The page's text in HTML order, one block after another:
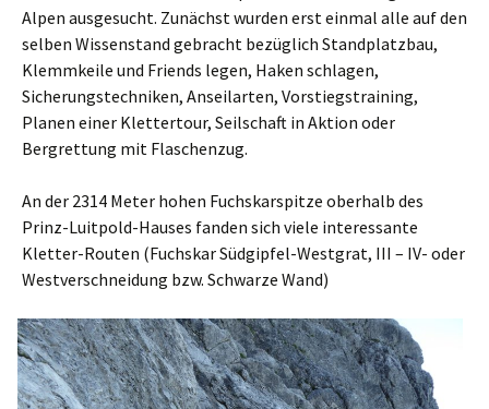
Alpen ausgesucht. Zunächst wurden erst einmal alle auf den
selben Wissenstand gebracht bezüglich Standplatzbau,
Klemmkeile und Friends legen, Haken schlagen,
Sicherungstechniken, Anseilarten, Vorstiegstraining,
Planen einer Klettertour, Seilschaft in Aktion oder
Bergrettung mit Flaschenzug.
An der 2314 Meter hohen Fuchskarspitze oberhalb des
Prinz-Luitpold-Hauses fanden sich viele interessante
Kletter-Routen (Fuchskar Südgipfel-Westgrat, III – IV- oder
Westverschneidung bzw. Schwarze Wand)